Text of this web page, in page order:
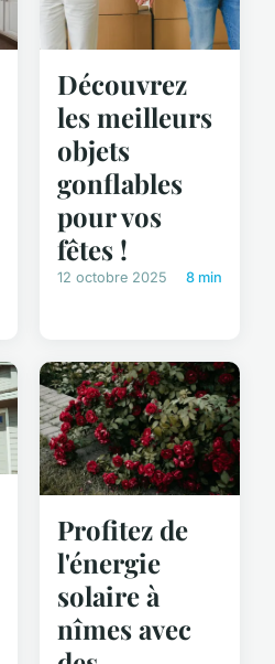
Découvrez
les meilleurs
objets
gonflables
pour vos
fêtes !
12 octobre 2025 8 min
Profitez de
l'énergie
solaire à
nîmes avec